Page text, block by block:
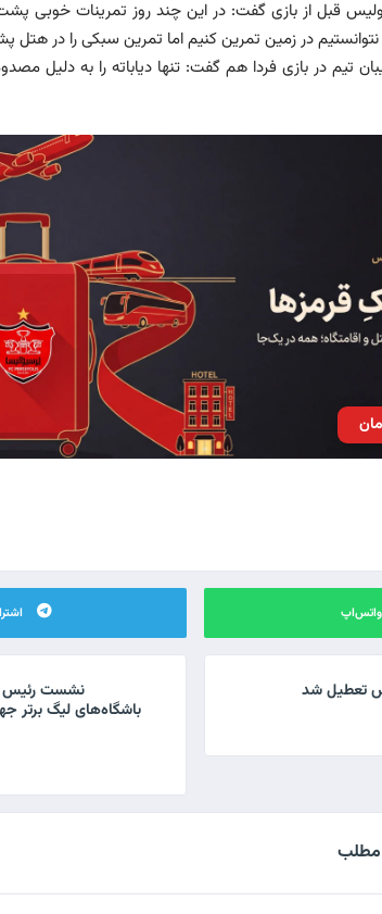
قبل از بازی گفت: در این چند روز تمرینات خوبی
در زمین تمرین کنیم اما تمرین سبکی را در
تیم در بازی فردا هم گفت: تنها دیاباته را به دلیل
واتس‌اپ
تعطیل شد
نشست رئیس
باشگاه‌های لیگ برتر
مطلب